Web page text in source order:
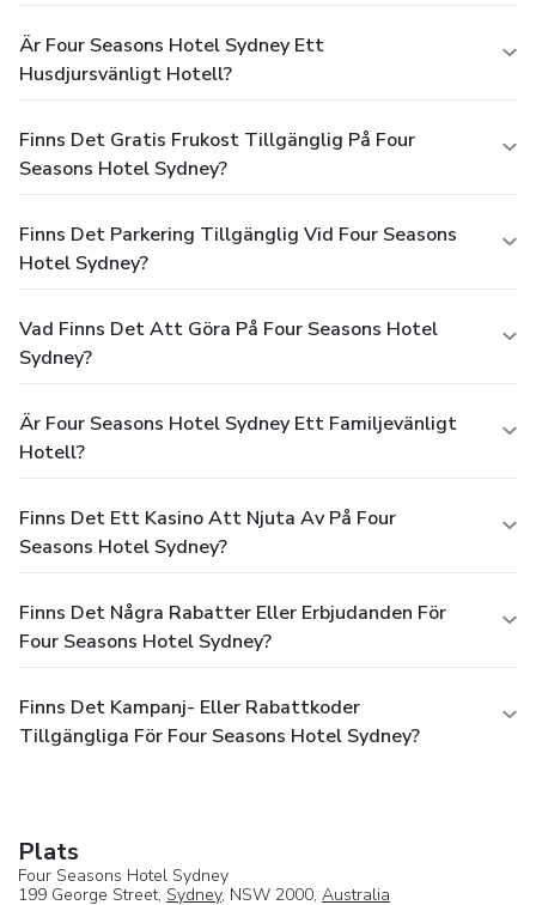
Är Four Seasons Hotel Sydney Ett
Husdjursvänligt Hotell?
Finns Det Gratis Frukost Tillgänglig På Four
Seasons Hotel Sydney?
Finns Det Parkering Tillgänglig Vid Four Seasons
Hotel Sydney?
Vad Finns Det Att Göra På Four Seasons Hotel
Sydney?
Är Four Seasons Hotel Sydney Ett Familjevänligt
Hotell?
Finns Det Ett Kasino Att Njuta Av På Four
Seasons Hotel Sydney?
Finns Det Några Rabatter Eller Erbjudanden För
Four Seasons Hotel Sydney?
Finns Det Kampanj- Eller Rabattkoder
Tillgängliga För Four Seasons Hotel Sydney?
Plats
Four Seasons Hotel Sydney
199 George Street, Sydney, NSW 2000, Australia